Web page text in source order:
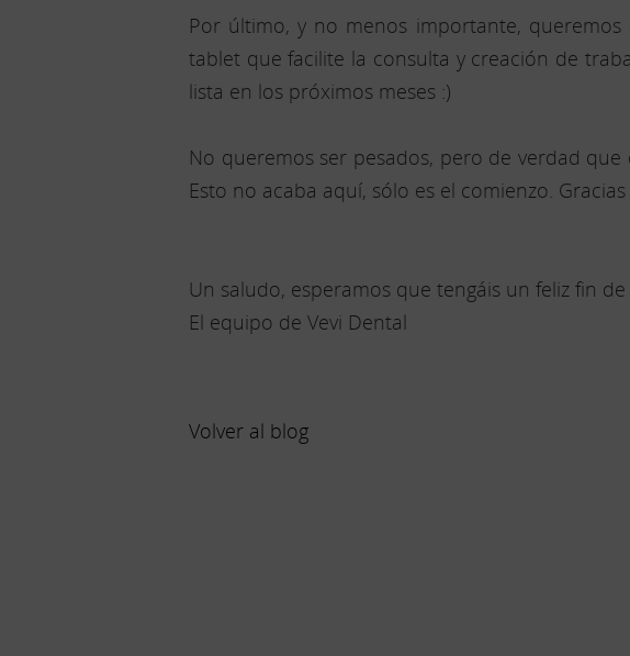
Por último, y no menos importante,
tablet que facilite la consulta y creación de
lista en los próximos meses :)
No queremos ser pesados, pero de verdad
Esto no acaba aquí, sólo es el comienzo.
Un saludo, esperamos que tengáis un feliz fin de
El equipo de Vevi Dental
Volver al blog